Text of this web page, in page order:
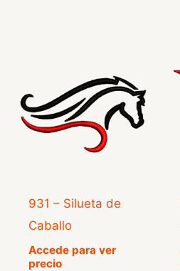
931 – Silueta de
Caballo
Accede para ver
precio